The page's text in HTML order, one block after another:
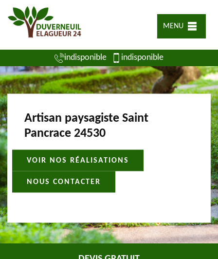
MENU
indisponible indisponible
Artisan paysagiste Saint
Pancrace 24530
VOIR NOS RÉALISATIONS
NOUS CONTACTER